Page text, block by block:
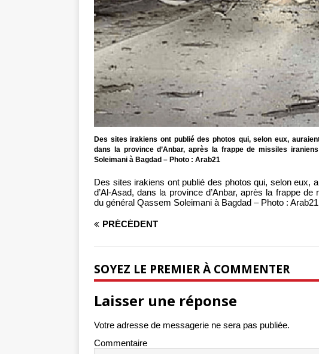
Des sites irakiens ont publié des photos qui, selon eux,
dans la province d’Anbar, après la frappe de missiles
Soleimani à Bagdad – Photo : Arab21
Des sites irakiens ont publié des photos qui, selon eux,
d’Al-Asad, dans la province d’Anbar, après la frappe
du général Qassem Soleimani à Bagdad – Photo : Arab21
PRÉCÉDENT
SOYEZ LE PREMIER À COMMENTER
Laisser une réponse
Votre adresse de messagerie ne sera pas publiée.
Commentaire